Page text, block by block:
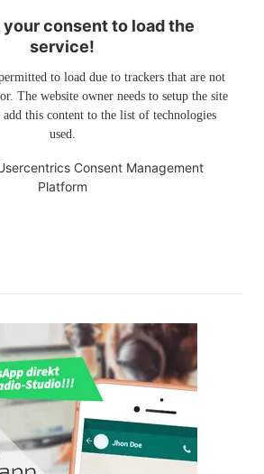
your consent to load the
service!
to load due to trackers that are not
The website owner needs to setup the site
this content to the list of technologies
used.
Consent Management
Platform